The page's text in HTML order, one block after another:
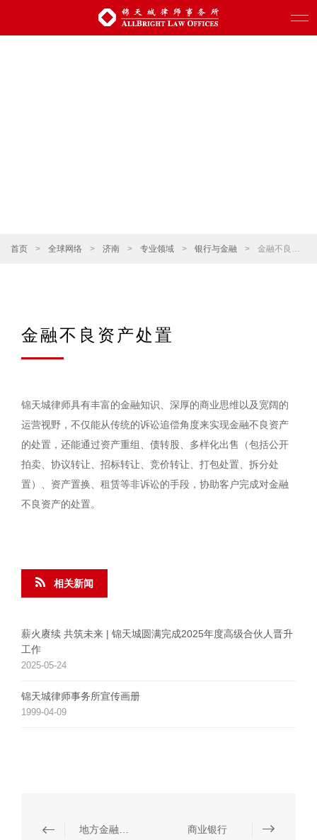
首页 > 全球网络 > 济南 > 专业领域 > 银行与金融 > 金融不良资产处置
金融不良资产处置
锦天城律师具有丰富的金融知识、深厚的商业思维以及宽阔的
运营视野，不仅能从传统的诉讼追偿角度来实现金融不良资产
的处置，还能通过资产重组、债转股、多样化出售（包括公开
拍卖、协议转让、招标转让、竞价转让、打包处置、拆分处
置）、资产置换、租赁等非诉讼的手段，协助客户完成对金融
不良资产的处置。
相关新闻
薪火赓续 共筑未来 | 锦天城圆满完成2025年度高级合伙人晋升
工作
2025-05-24
锦天城律师事务所宣传画册
1999-04-09
商业银行